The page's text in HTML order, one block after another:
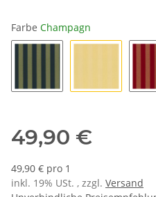
Farbe Champagn
49,90 €
49,90 € pro 1
inkl. 19% USt. , zzgl. Versand